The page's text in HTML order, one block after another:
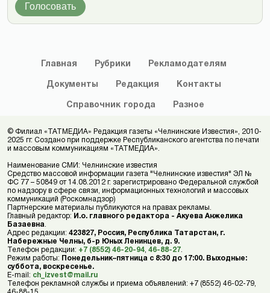
Голосовать
Главная Рубрики Рекламодателям
Документы Редакция Контакты
Справочник города Разное
© Филиал «ТАТМЕДИА» Редакция газеты «Челнинские Известия», 2010-
2025 гг. Создано при поддержке Республиканского агентства по печати
и массовым коммуникациям «ТАТМЕДИА».
Наименование СМИ: Челнинские известия
Средство массовой информации газета "Челнинские известия" ЭЛ №
ФС 77 – 50849 от 14.08.2012 г. зарегистрировано Федеральной службой
по надзору в сфере связи, информационных технологий и массовых
коммуникаций (Роскомнадзор)
Партнерские материалы публикуются на правах рекламы.
Главный редактор: И.о. главного редактора - Акуева Анжелика
Базаевна
Адрес редакции: 423827, Россия, Республика Татарстан, г.
Набережные Челны, б-р Юных Ленинцев, д. 9.
Телефон редакции: +7 (8552) 46-20-94 46-88-27
Режим работы: Понедельник–пятница с 8:30 до 17:00. Выходные:
суббота, воскресенье.
E-mail: ch_izvest@mail.ru
Телефон рекламной службы и приема объявлений: +7 (8552) 46-02-79,